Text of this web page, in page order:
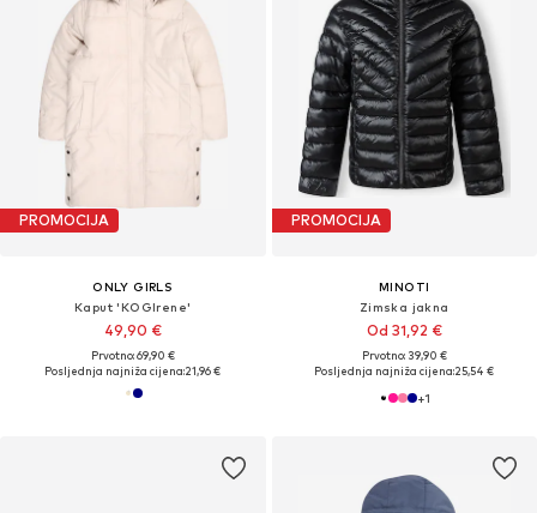
PROMOCIJA
ONLY GIRLS
Kaput 'KOGIrene'
49,90 €
Prvotno: 69,90 €
Posljednja najniža cijena:21,96 €
PROMOCIJA
MINOTI
Zimska jakna
Od 31,92 €
Prvotno: 39,90 €
Posljednja najniža cijena:25,54 €
+1